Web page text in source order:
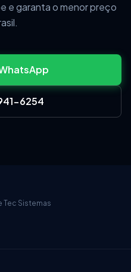
e garanta o menor preço
6254
Tec Sistemas